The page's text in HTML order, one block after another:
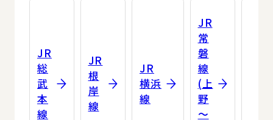
JR
総
武
本
線
JR
根
岸
線
JR
横浜
線
JR
常
磐
線
(上
野
～